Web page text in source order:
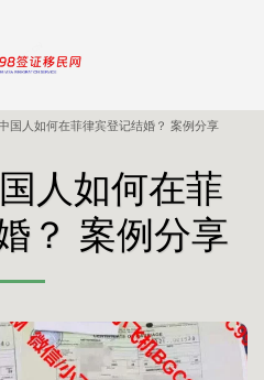
国人如何在菲律宾登记结婚？ 案例分享
人如何在菲
？ 案例分享